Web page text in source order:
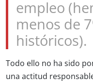
empleo
menos de
históricos).
Todo ello no ha sido
una actitud